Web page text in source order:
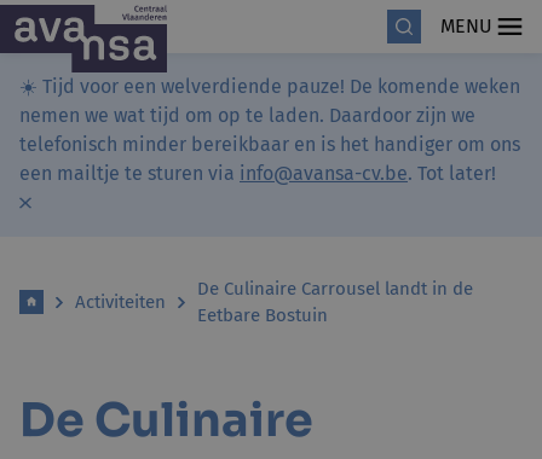
MENU
☀️ Tijd voor een welverdiende pauze! De komende weken
nemen we wat tijd om op te laden. Daardoor zijn we
telefonisch minder bereikbaar en is het handiger om ons
een mailtje te sturen via info@avansa-cv.be. Tot later!
Activiteiten
De Culinaire Carrousel landt in de
Eetbare Bostuin
De Culinaire